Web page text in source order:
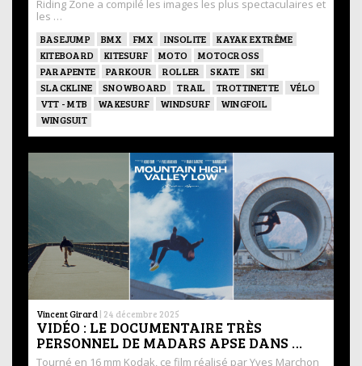
Riding Zone a compilé les images les plus spectaculaires et
les …
BASEJUMP BMX FMX INSOLITE
KAYAK EXTRÊME
KITEBOARD
KITESURF MOTO
MOTOCROSS
PARAPENTE
PARKOUR ROLLER SKATE
SKI
SLACKLINE
SNOWBOARD TRAIL TROTTINETTE
VÉLO
VTT - MTB
WAKESURF WINDSURF
WINGFOIL
WINGSUIT
Vincent Girard | 24 décembre 2025
VIDÉO : LE DOCUMENTAIRE TRÈS
PERSONNEL DE MADARS APSE DANS …
Tourné en 16 mm Kodak, ce film réalisé par Yves Marchon